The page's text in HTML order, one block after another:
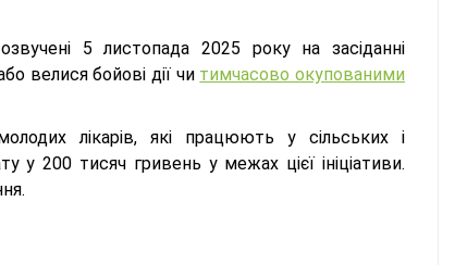
5 листопада 2025 року на засіданні
велися бойові дії чи тимчасово окупованими
лікарів, які працюють у сільських і
у 200 тисяч гривень у межах цієї ініціативи.